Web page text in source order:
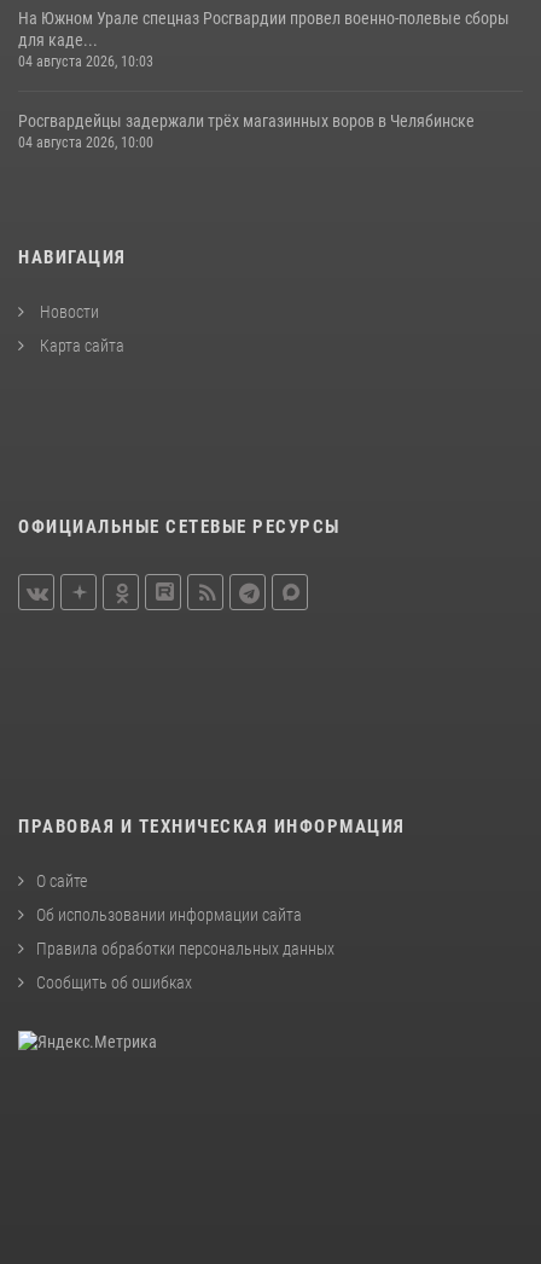
На Южном Урале спецназ Росгвардии провел военно-полевые сборы
для каде...
04 августа 2026, 10:03
Росгвардейцы задержали трёх магазинных воров в Челябинске
04 августа 2026, 10:00
НАВИГАЦИЯ
Новости
Карта сайта
ОФИЦИАЛЬНЫЕ СЕТЕВЫЕ РЕСУРСЫ
ПРАВОВАЯ И ТЕХНИЧЕСКАЯ ИНФОРМАЦИЯ
О сайте
Об использовании информации сайта
Правила обработки персональных данных
Сообщить об ошибках